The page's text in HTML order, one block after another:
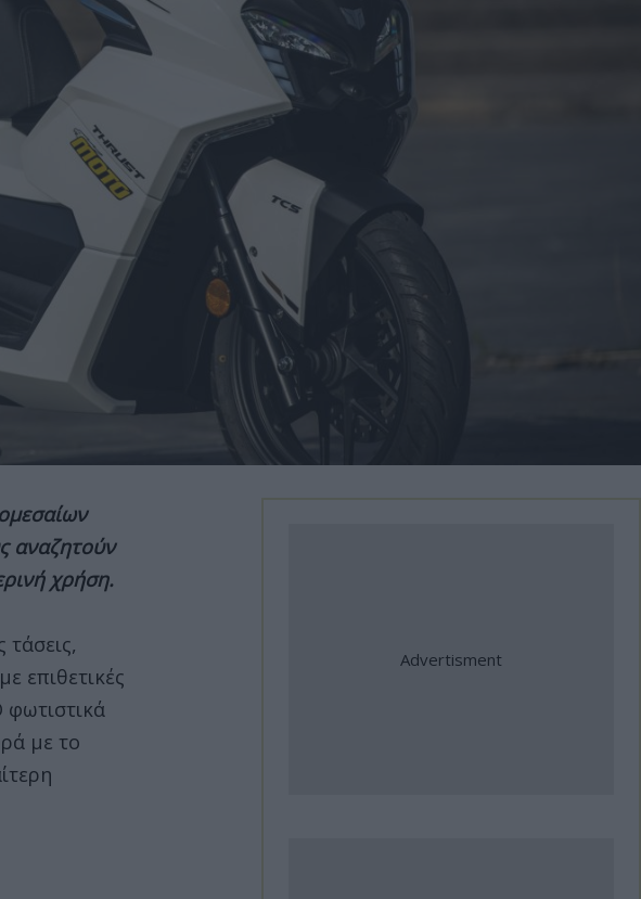
αναζητούν
χρήση.
τάσεις,
επιθετικές
φωτιστικά
με το